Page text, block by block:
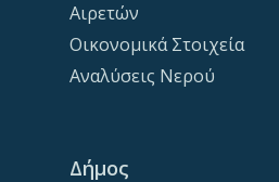
Αιρετών
Οικονομικά Στοιχεία
Αναλύσεις Νερού
Δήμος